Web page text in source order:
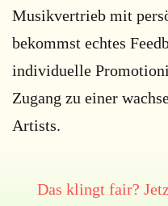
Musikvertrieb mit
bekommst echtes
individuelle
Zugang zu einer
Artists.
Das klingt fair?